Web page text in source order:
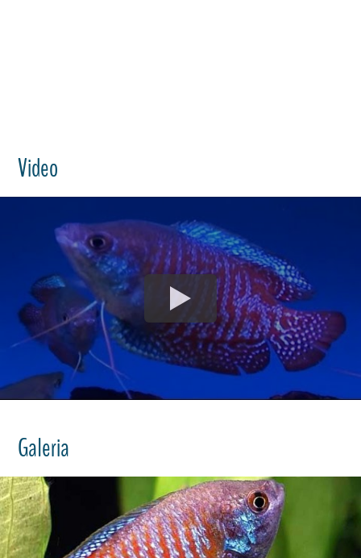
Video
Galeria